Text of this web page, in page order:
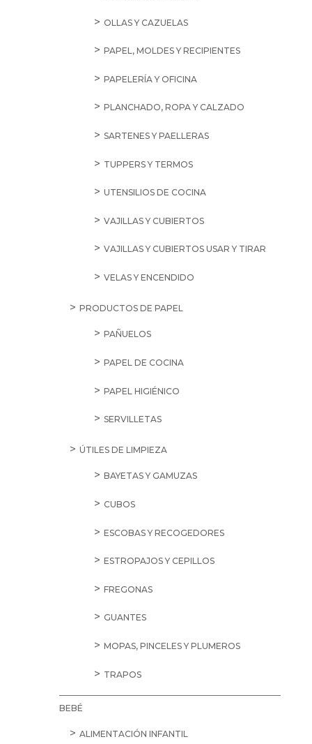
OLLAS Y CAZUELAS
PAPEL, MOLDES Y RECIPIENTES
PAPELERÍA Y OFICINA
PLANCHADO, ROPA Y CALZADO
SARTENES Y PAELLERAS
TUPPERS Y TERMOS
UTENSILIOS DE COCINA
VAJILLAS Y CUBIERTOS
VAJILLAS Y CUBIERTOS USAR Y TIRAR
VELAS Y ENCENDIDO
PRODUCTOS DE PAPEL
PAÑUELOS
PAPEL DE COCINA
PAPEL HIGIÉNICO
SERVILLETAS
ÚTILES DE LIMPIEZA
BAYETAS Y GAMUZAS
CUBOS
ESCOBAS Y RECOGEDORES
ESTROPAJOS Y CEPILLOS
FREGONAS
GUANTES
MOPAS, PINCELES Y PLUMEROS
TRAPOS
BEBÉ
ALIMENTACIÓN INFANTIL